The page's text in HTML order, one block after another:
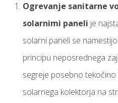
Ogrevanje sanitarne
solarnimi paneli je
solarni paneli se
principu neposrednega
segreje posebno tekočino
solarnega kolektorja na